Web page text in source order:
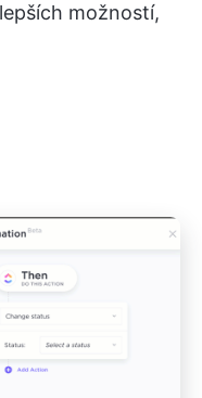
možností,